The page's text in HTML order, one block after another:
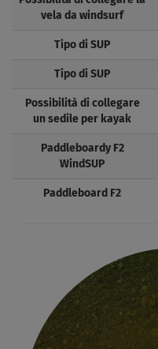
vela da windsurf
Tipo di SUP
Tipo di SUP
Possibilità di collegare
un sedile per kayak
Paddleboardy F2
WindSUP
Paddleboard F2